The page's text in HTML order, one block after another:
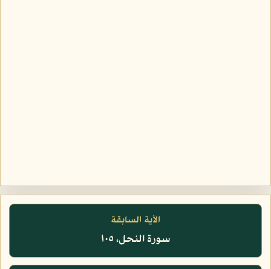
الآية السابقة
سورة النحل، ١٠٥